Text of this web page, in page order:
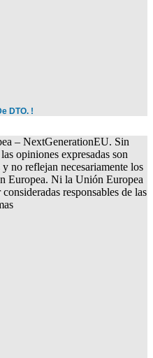
DTO. !
– NextGenerationEU. Sin
opiniones expresadas son
no reflejan necesariamente los
Europea. Ni la Unión Europea
responsables de las